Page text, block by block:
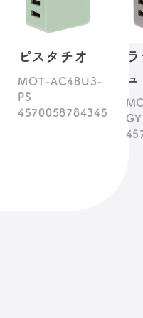
ピスタチオ
MOT-AC48U3-
PS
4570058784345
ュ
GY